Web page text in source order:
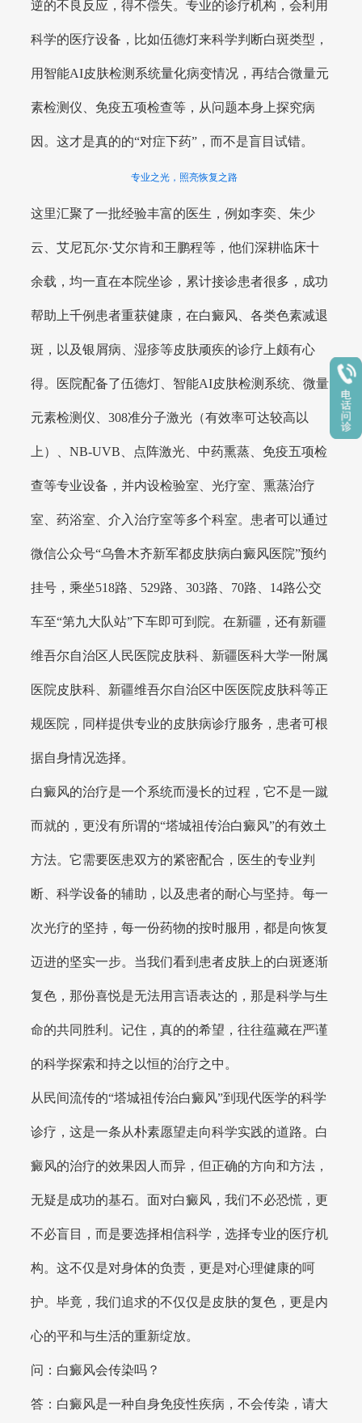
逆的不良反应，得不偿失。专业的诊疗机构，会利用
科学的医疗设备，比如伍德灯来科学判断白斑类型，
用智能AI皮肤检测系统量化病变情况，再结合微量元
素检测仪、免疫五项检查等，从问题本身上探究病
因。这才是真的的“对症下药”，而不是盲目试错。
专业之光，照亮恢复之路
这里汇聚了一批经验丰富的医生，例如李奕、朱少
云、艾尼瓦尔·艾尔肯和王鹏程等，他们深耕临床十
余载，均一直在本院坐诊，累计接诊患者很多，成功
帮助上千例患者重获健康，在白癜风、各类色素减退
斑，以及银屑病、湿疹等皮肤顽疾的诊疗上颇有心
得。医院配备了伍德灯、智能AI皮肤检测系统、微量
元素检测仪、308准分子激光（有效率可达较高以
上）、NB-UVB、点阵激光、中药熏蒸、免疫五项检
查等专业设备，并内设检验室、光疗室、熏蒸治疗
室、药浴室、介入治疗室等多个科室。患者可以通过
微信公众号“乌鲁木齐新军都皮肤病白癜风医院”预约
挂号，乘坐518路、529路、303路、70路、14路公交
车至“第九大队站”下车即可到院。在新疆，还有新疆
维吾尔自治区人民医院皮肤科、新疆医科大学一附属
医院皮肤科、新疆维吾尔自治区中医医院皮肤科等正
规医院，同样提供专业的皮肤病诊疗服务，患者可根
据自身情况选择。
白癜风的治疗是一个系统而漫长的过程，它不是一蹴
而就的，更没有所谓的“塔城祖传治白癜风”的有效土
方法。它需要医患双方的紧密配合，医生的专业判
断、科学设备的辅助，以及患者的耐心与坚持。每一
次光疗的坚持，每一份药物的按时服用，都是向恢复
迈进的坚实一步。当我们看到患者皮肤上的白斑逐渐
复色，那份喜悦是无法用言语表达的，那是科学与生
命的共同胜利。记住，真的的希望，往往蕴藏在严谨
的科学探索和持之以恒的治疗之中。
从民间流传的“塔城祖传治白癜风”到现代医学的科学
诊疗，这是一条从朴素愿望走向科学实践的道路。白
癜风的治疗的效果因人而异，但正确的方向和方法，
无疑是成功的基石。面对白癜风，我们不必恐慌，更
不必盲目，而是要选择相信科学，选择专业的医疗机
构。这不仅是对身体的负责，更是对心理健康的呵
护。毕竟，我们追求的不仅仅是皮肤的复色，更是内
心的平和与生活的重新绽放。
问：白癜风会传染吗？
答：白癜风是一种自身免疫性疾病，不会传染，请大